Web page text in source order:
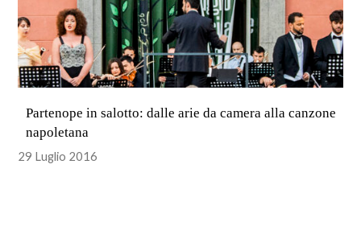
Partenope in salotto: dalle arie da camera alla canzone
napoletana
29 Luglio 2016